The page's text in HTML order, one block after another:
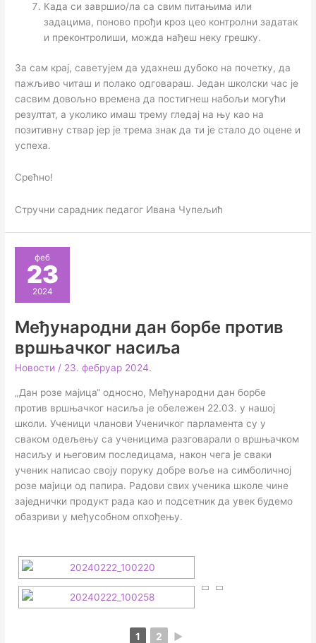
Када си завршио/ла са свим питањима или
задацима, поново прођи кроз цео контролни задатак
и преконтролиши, можда нађеш неку грешку.
За сам крај, саветујем да удахнеш дубоко на почетку, да
пажљиво читаш и полако одговараш. Један школски час је
сасвим довољно времена да постигнеш набољи могући
резултат, а уколико имаш трему гледај на њу као на
позитивну ствар јер је трема знак да ти је стало до оцене и
успеха.
Срећно!
Стручни сарадник педагог Ивана Чупељић
феб
23
2024
Међународни дан борбе против
вршњачког насиља
Новости / 23. фебруар 2024.
„Дан розе мајица“ односно, Међународни дан борбе
против вршњачког насиља је обележен 22.03. у нашој
школи. Ученици чланови Ученичког парламента су у
сваком одељењу са ученицима разговарали о вршњачком
насиљу и његовим последицама, након чега је сваки
ученик написао своју поруку добре воље на симболичној
розе мајици од папира. Радови свих ученика школе чине
заједнички продукт рада као и подсетник да увек будемо
обазриви у међусобном опхођењу.
1 2 ►